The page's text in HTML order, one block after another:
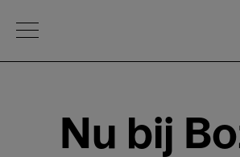
Open Menu
Nu bij